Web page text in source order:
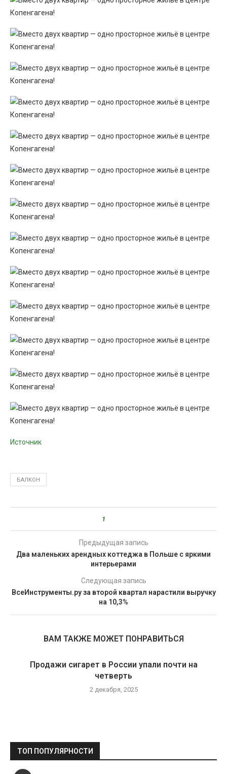
Источник
БАЛКОН
1
Предыдущая запись
Два маленьких арендных коттеджа в Польше с яркими
интерьерами
Следующая запись
ВсеИнструменты.ру за второй квартал нарастили выручку
на 10,3%
ВАМ ТАКЖЕ МОЖЕТ ПОНРАВИТЬСЯ
Продажи сигарет в России упали почти на
четверть
2 декабря, 2025
ТОП ПОПУЛЯРНОСТИ